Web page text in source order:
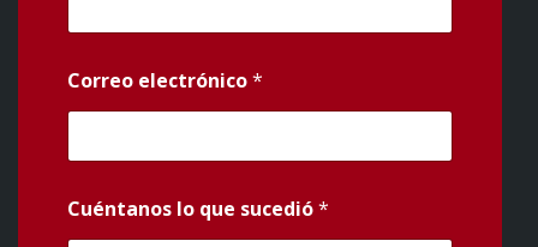
Correo electrónico*
Cuéntanos lo que sucedió*